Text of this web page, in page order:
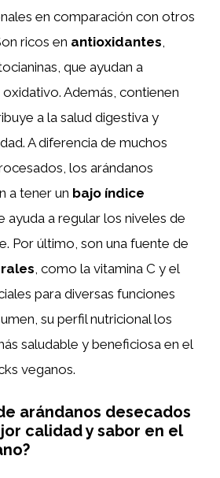
en comparación con otros
ricos en antioxidantes,
que ayudan a
Además, contienen
a la salud digestiva y
A diferencia de muchos
los arándanos
a tener un bajo índice
ayuda a regular los niveles de
Por último, son una fuente de
, como la vitamina C y el
para diversas funciones
su perfil nutricional los
saludable y beneficiosa en el
veganos.
arándanos desecados
calidad y sabor en el